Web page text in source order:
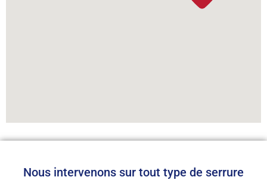
Nous intervenons sur tout type de serrure